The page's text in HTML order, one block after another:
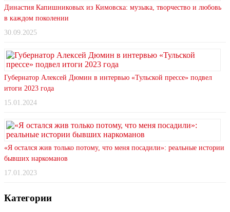
Династия Капишниковых из Кимовска: музыка, творчество и любовь
в каждом поколении
30.09.2025
Губернатор Алексей Дюмин в интервью «Тульской прессе» подвел
итоги 2023 года
15.01.2024
«Я остался жив только потому, что меня посадили»: реальные истории
бывших наркоманов
17.01.2023
Категории